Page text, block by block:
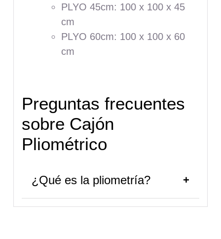
PLYO 45cm: 100 x 100 x 45
cm
PLYO 60cm: 100 x 100 x 60
cm
Preguntas frecuentes
sobre Cajón
Pliométrico
¿Qué es la pliometría?